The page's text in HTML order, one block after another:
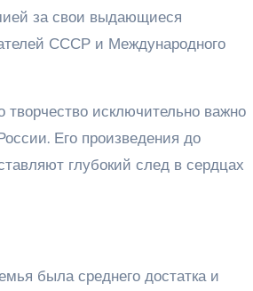
за свои выдающиеся
СССР и Международного
исключительно важно
Его произведения до
глубокий след в сердцах
была среднего достатка и